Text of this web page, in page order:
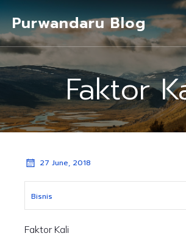
Purwandaru Blog
Faktor
27 June, 2018
Bisnis
Faktor Kali